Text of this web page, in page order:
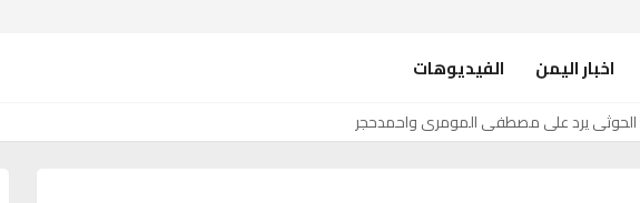
اخبار اليمن
الفيديوهات
الحوثي يرد على مصطفى المومري واحمدحجر